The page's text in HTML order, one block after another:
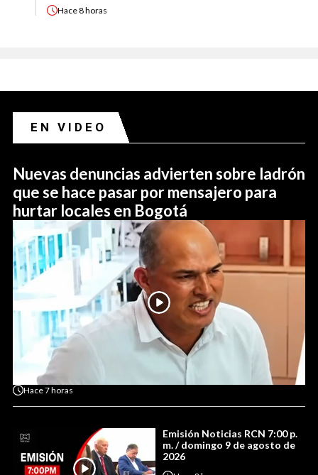
Hace8 horas
EN VIDEO
Nuevas denuncias advierten sobre ladrón
que se hace pasar por mensajero para
hurtar locales en Bogotá
Hace7 horas
Emisión Noticias RCN 7:00 p.
m. / domingo 9 de agosto de
2026